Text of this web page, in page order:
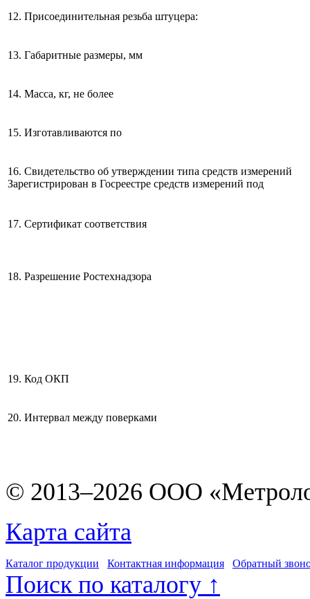
12. Присоединительная резьба штуцера:
13. Габаритные размеры, мм
14. Масса, кг, не более
15. Изготавливаются по
16. Свидетельство об утверждении типа средств измерений
Зарегистрирован в Госреестре средств измерений под
17. Сертификат соответствия
18. Разрешение Ростехнадзора
19. Код ОКП
20. Интервал между поверками
© 2013–2026 ООО
Карта сайта
Каталог продукции Контактная информация Обратный
Поиск по каталогу ↑